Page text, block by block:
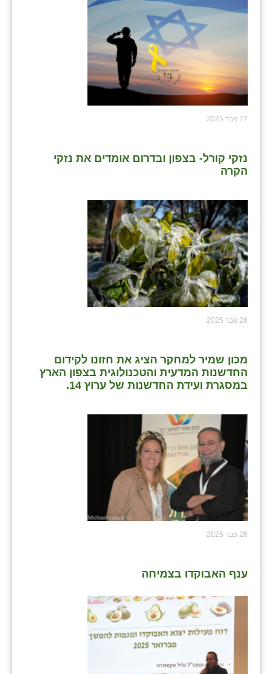
27 פבר 2025
נזקי קורל- בצפון ובדרום אומדים את נזקי
הקרה
26 פבר 2025
מכון שמיר למחקר הציג את חזונו לקידום
החדשנות המדעית והטכנולוגית בצפון הארץ
במסגרת ועידת החדשנות של ערוץ 14.
26 פבר 2025
ענף האבוקדו בצמיחה